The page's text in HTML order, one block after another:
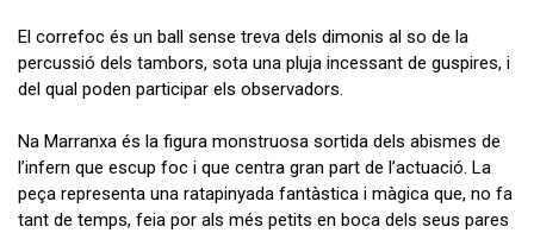
El correfoc és un ball sense treva dels dimonis al so de la
percussió dels tambors, sota una pluja incessant de guspires, i
del qual poden participar els observadors.
Na Marranxa és la figura monstruosa sortida dels abismes de
l’infern que escup foc i que centra gran part de l’actuació. La
peça representa una ratapinyada fantàstica i màgica que, no fa
tant de temps, feia por als més petits en boca dels seus pares